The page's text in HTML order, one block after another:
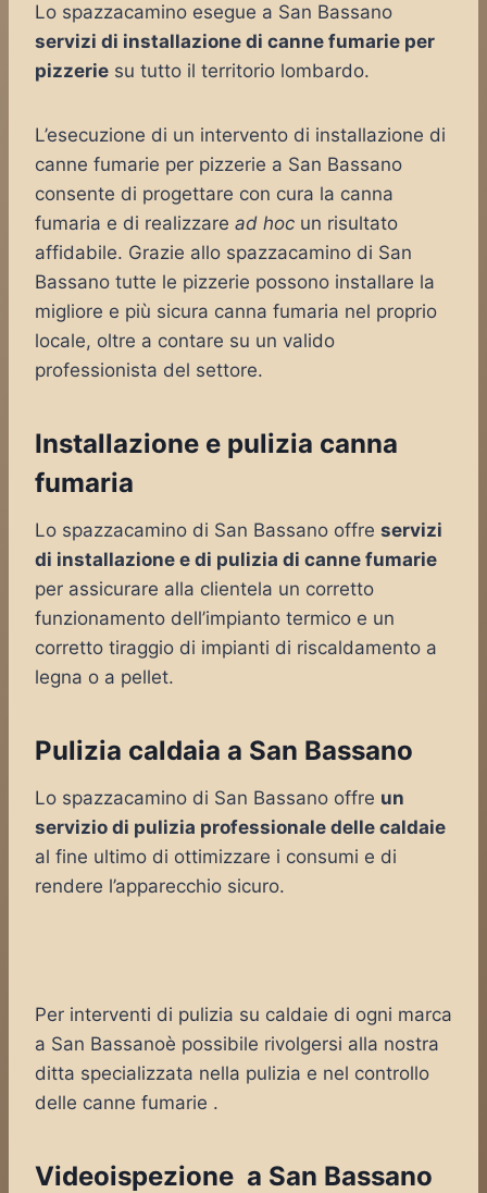
Lo spazzacamino esegue a San Bassano
servizi di installazione di canne fumarie per
pizzerie su tutto il territorio lombardo.
L’esecuzione di un intervento di installazione di
canne fumarie per pizzerie a San Bassano
consente di progettare con cura la canna
fumaria e di realizzare ad hoc un risultato
affidabile. Grazie allo spazzacamino di San
Bassano tutte le pizzerie possono installare la
migliore e più sicura canna fumaria nel proprio
locale, oltre a contare su un valido
professionista del settore.
Installazione e pulizia canna
fumaria
Lo spazzacamino di San Bassano offre servizi
di installazione e di pulizia di canne fumarie
per assicurare alla clientela un corretto
funzionamento dell’impianto termico e un
corretto tiraggio di impianti di riscaldamento a
legna o a pellet.
Pulizia caldaia a San Bassano
Lo spazzacamino di San Bassano offre un
servizio di pulizia professionale delle caldaie
al fine ultimo di ottimizzare i consumi e di
rendere l’apparecchio sicuro.
Per interventi di pulizia su caldaie di ogni marca
a San Bassanoè possibile rivolgersi alla nostra
ditta specializzata nella pulizia e nel controllo
delle canne fumarie .
Videoispezione a San Bassano